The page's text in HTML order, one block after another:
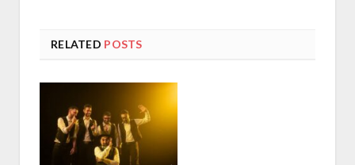
RELATED POSTS